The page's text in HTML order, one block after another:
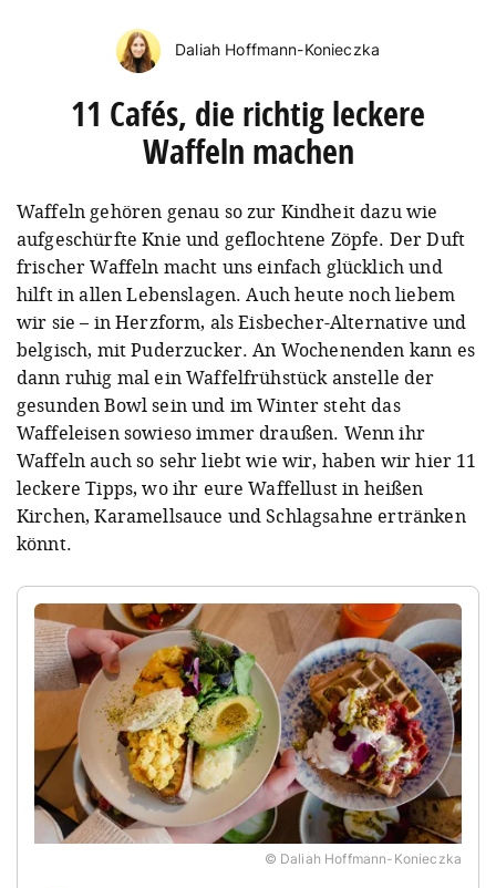
Daliah Hoffmann-Konieczka
11 Cafés, die richtig leckere
Waffeln machen
Waffeln gehören genau so zur Kindheit dazu wie
aufgeschürfte Knie und geflochtene Zöpfe. Der Duft
frischer Waffeln macht uns einfach glücklich und
hilft in allen Lebenslagen. Auch heute noch liebem
wir sie – in Herzform, als Eisbecher-Alternative und
belgisch, mit Puderzucker. An Wochenenden kann es
dann ruhig mal ein Waffelfrühstück anstelle der
gesunden Bowl sein und im Winter steht das
Waffeleisen sowieso immer draußen. Wenn ihr
Waffeln auch so sehr liebt wie wir, haben wir hier 11
leckere Tipps, wo ihr eure Waffellust in heißen
Kirchen, Karamellsauce und Schlagsahne ertränken
könnt.
© Daliah Hoffmann-Konieczka